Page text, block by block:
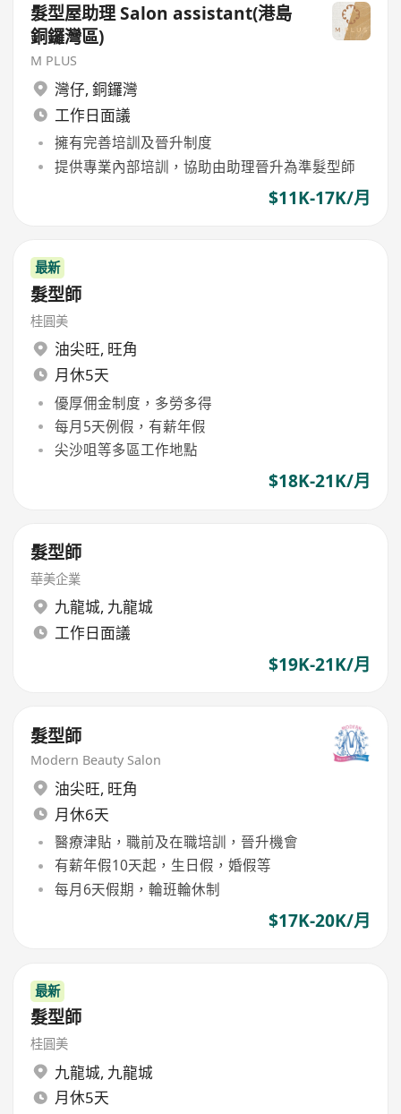
髮型屋助理 Salon assistant(港島
銅鑼灣區)
M PLUS
灣仔, 銅鑼灣
工作日面議
擁有完善培訓及晉升制度
提供專業內部培訓，協助由助理晉升為準髮型師
$11K-17K/月
最新
髮型師
桂圓美
油尖旺, 旺角
月休5天
優厚佣金制度，多勞多得
每月5天例假，有薪年假
尖沙咀等多區工作地點
$18K-21K/月
髮型師
華美企業
九龍城, 九龍城
工作日面議
$19K-21K/月
髮型師
Modern Beauty Salon
油尖旺, 旺角
月休6天
醫療津貼，職前及在職培訓，晉升機會
有薪年假10天起，生日假，婚假等
每月6天假期，輪班輪休制
$17K-20K/月
最新
髮型師
桂圓美
九龍城, 九龍城
月休5天